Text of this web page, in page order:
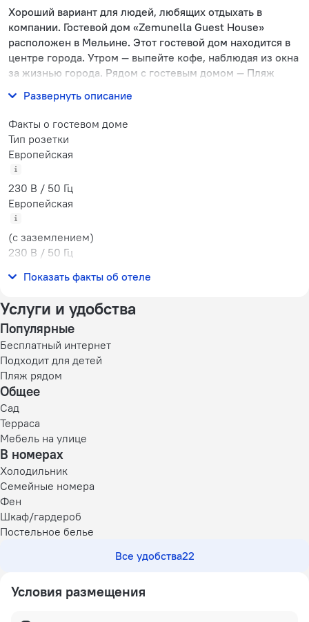
Хороший вариант для людей, любящих отдыхать в
компании. Гостевой дом «Zemunella Guest House»
расположен в Мельине. Этот гостевой дом находится в
центре города. Утром — выпейте кофе, наблюдая из окна
за жизнью города. Рядом с гостевым домом — Пляж
Развернуть описание
Факты о гостевом доме
Тип розетки
Европейская
230 В / 50 Гц
Европейская
(с заземлением)
230 В / 50 Гц
4 номера
Показать факты об отеле
Услуги и удобства
Популярные
Бесплатный интернет
Подходит для детей
Пляж рядом
Общее
Сад
Терраса
Мебель на улице
В номерах
Холодильник
Семейные номера
Фен
Шкаф/гардероб
Постельное белье
Все удобства22
Условия размещения